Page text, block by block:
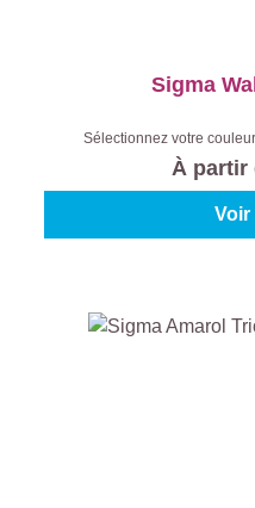
Sigma
Sélectionnez votre
À partir
Voir